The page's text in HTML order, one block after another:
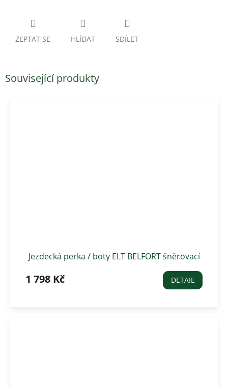
ZEPTAT SE HLÍDAT SDÍLET
Související produkty
Jezdecká perka / boty ELT BELFORT šněrovací
1 798 Kč DETAIL